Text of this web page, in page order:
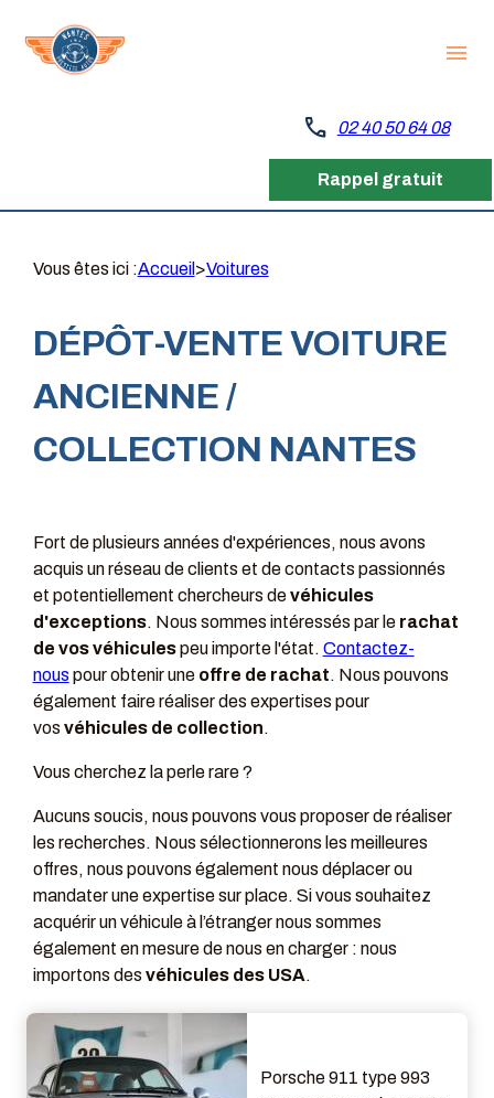
menu
call 02 40 50 64 08
Rappel gratuit
Vous êtes ici :Accueil >Voitures
DÉPÔT-VENTE VOITURE
ANCIENNE /
COLLECTION NANTES
Fort de plusieurs années d'expériences, nous avons
acquis un réseau de clients et de contacts passionnés
et potentiellement chercheurs devéhicules
d'exceptions. Nous sommes intéressés par le rachat
de vos véhiculespeu importe l'état. Contactez-
nous pour obtenir une offre de rachat. Nous pouvons
également faire réaliser des expertises pour
vos véhicules de collection.
Vous cherchez la perle rare ?
Aucuns soucis, nous pouvons vous proposer de réaliser
les recherches. Nous sélectionnerons les meilleures
offres, nous pouvons également nous déplacer ou
mandater une expertise sur place. Si vous souhaitez
acquérir un véhicule à l’étranger nous sommes
également en mesure de nous en charger : nous
importons des véhicules des USA.
Porsche 911 type 993